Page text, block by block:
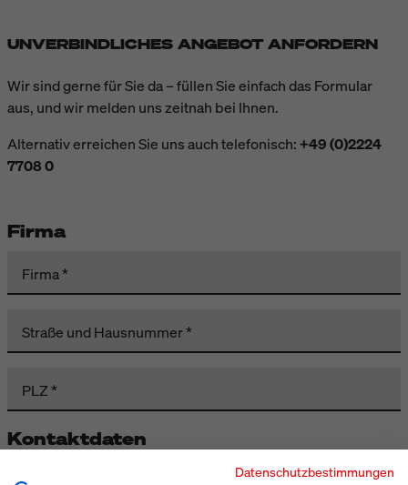
UNVERBINDLICHES ANGEBOT ANFORDERN
Wir sind gerne für Sie da – füllen Sie einfach das Formular
aus, und wir melden uns zeitnah bei Ihnen.
Alternativ erreichen Sie uns auch telefonisch:+49 (0)2224
7708 0
Firma
Firma
Straße und Hausnummer
PLZ
Kontaktdaten
Datenschutzbestimmungen